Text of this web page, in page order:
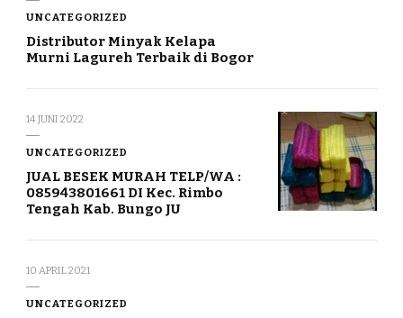
UNCATEGORIZED
Distributor Minyak Kelapa
Murni Lagureh Terbaik di Bogor
14 JUNI 2022
UNCATEGORIZED
JUAL BESEK MURAH TELP/WA :
085943801661 DI Kec. Rimbo
Tengah Kab. Bungo JU
10 APRIL 2021
UNCATEGORIZED